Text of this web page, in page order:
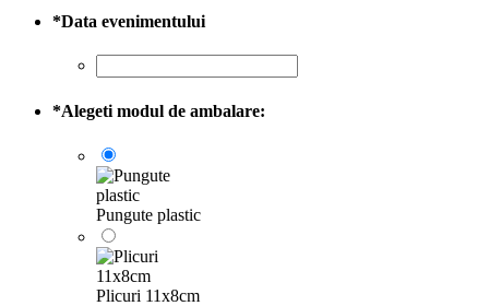
*Data evenimentului
*Alegeti modul de ambalare:
Pungute plastic
Plicuri 11x8cm